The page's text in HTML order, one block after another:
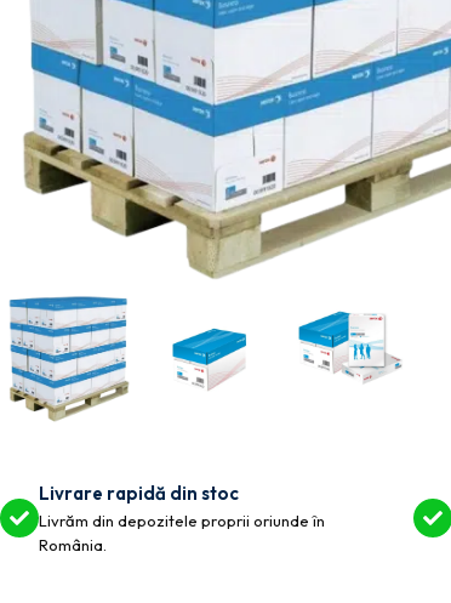
Livrare rapidă din stoc
Livrăm din depozitele proprii oriunde în
România.